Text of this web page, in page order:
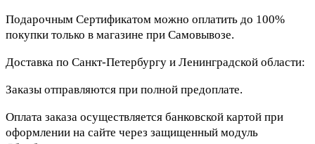
Подарочным Сертификатом можно оплатить до 100%
покупки только в магазине при Самовывозе.
Доставка по Санкт-Петербургу и Ленинградской области:
Заказы отправляются при полной предоплате.
Оплата заказа осуществляется банковской картой при
оформлении на сайте через защищенный модуль